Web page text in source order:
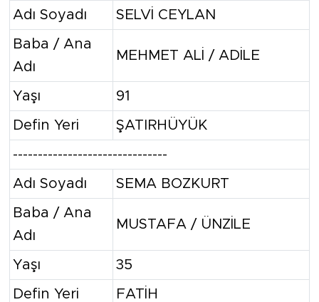
Adı Soyadı SELVİ CEYLAN
Baba / Ana
Adı
MEHMET ALİ / ADİLE
Yaşı 91
Defin Yeri ŞATIRHÜYÜK
-------------------------------
Adı Soyadı SEMA BOZKURT
Baba / Ana
Adı
MUSTAFA / ÜNZİLE
Yaşı 35
Defin Yeri FATİH